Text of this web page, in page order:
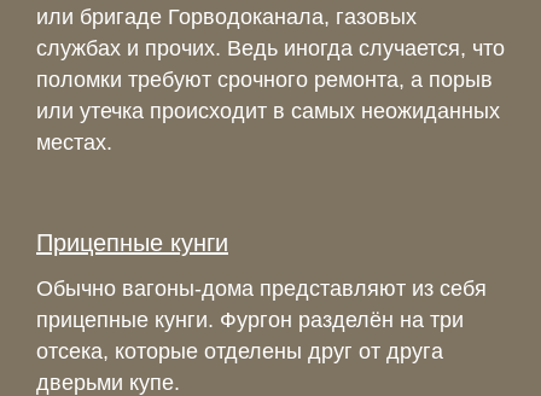
или бригаде Горводоканала, газовых
службах и прочих. Ведь иногда случается, что
поломки требуют срочного ремонта, а порыв
или утечка происходит в самых неожиданных
местах.
Прицепные кунги
Обычно вагоны-дома представляют из себя
прицепные кунги. Фургон разделён на три
отсека, которые отделены друг от друга
дверьми купе.